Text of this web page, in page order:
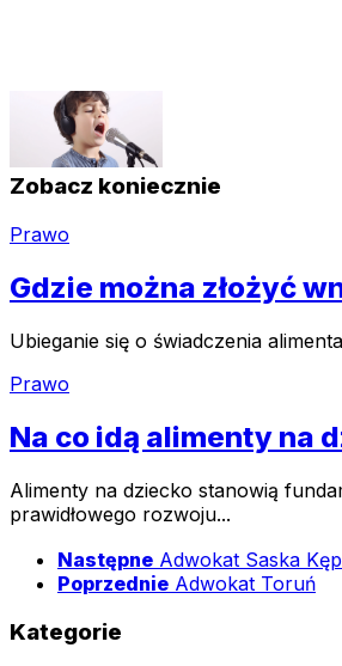
Zobacz koniecznie
Prawo
Gdzie można złożyć
Ubieganie się o świadczenia
Prawo
Na co idą alimenty na
Alimenty na dziecko stanowią
prawidłowego rozwoju...
Następne Adwokat Saska
Poprzednie Adwokat Toruń
Kategorie